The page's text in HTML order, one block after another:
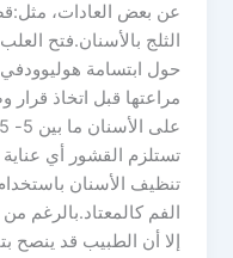
عن بعض العادات،
الثلج بالأسنان.فتح
حول ابتسامة
مراعتها قبل اتخاذ
تستلزم القشور أي
تنظيف الأسنان
الفم كالمعتاد.بالرغم
إلا أن الطبيب قد ينصح